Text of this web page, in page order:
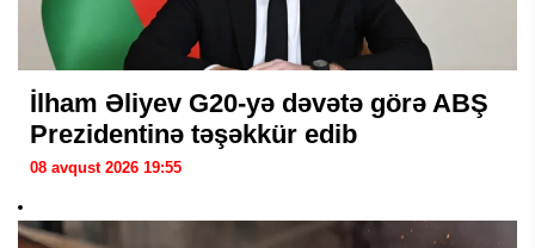
İlham Əliyev G20-yə dəvətə görə ABŞ
Prezidentinə təşəkkür edib
08 avqust 2026 19:55